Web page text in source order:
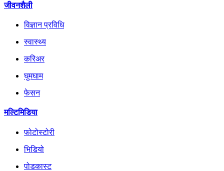
जीवनशैली
विज्ञान प्रविधि
स्वास्थ्य
करिअर
घुमघाम
फेसन
मल्टिमिडिया
फोटोस्टोरी
भिडियो
पोडकास्ट